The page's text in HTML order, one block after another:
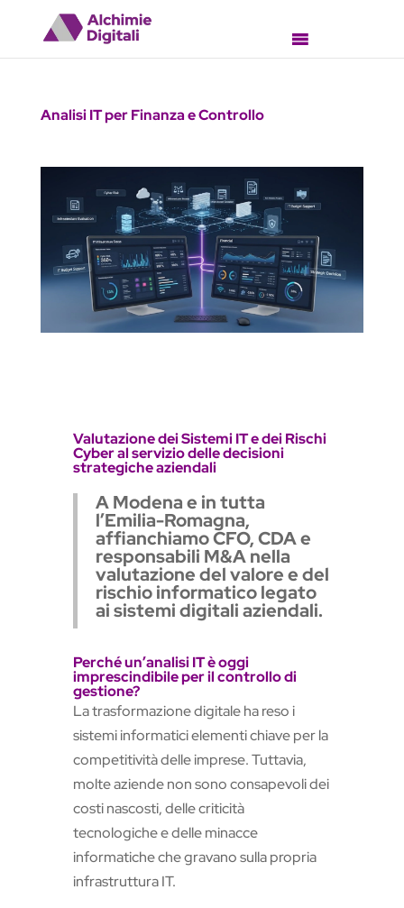
Analisi IT per Finanza e Controllo
Valutazione dei Sistemi IT e dei Rischi
Cyber al servizio delle decisioni
strategiche aziendali
A Modena e in tutta
l’Emilia-Romagna,
affianchiamo CFO, CDA e
responsabili M&A nella
valutazione del valore e del
rischio informatico legato
ai sistemi digitali aziendali.
Perché un’analisi IT è oggi
imprescindibile per il controllo di
gestione?
La trasformazione digitale ha reso i
sistemi informatici elementi chiave per la
competitività delle imprese. Tuttavia,
molte aziende non sono consapevoli dei
costi nascosti, delle criticità
tecnologiche e delle minacce
informatiche che gravano sulla propria
infrastruttura IT.